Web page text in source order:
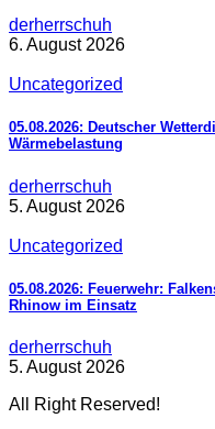
derherrschuh
6. August 2026
Uncategorized
05.08.2026: Deutscher
Wärmebelastung
derherrschuh
5. August 2026
Uncategorized
05.08.2026: Feuerwehr:
Rhinow im Einsatz
derherrschuh
5. August 2026
All Right Reserved!